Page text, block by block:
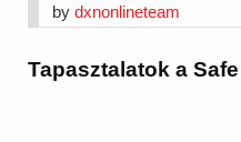
bydxnonlineteam
Tapasztalatok a